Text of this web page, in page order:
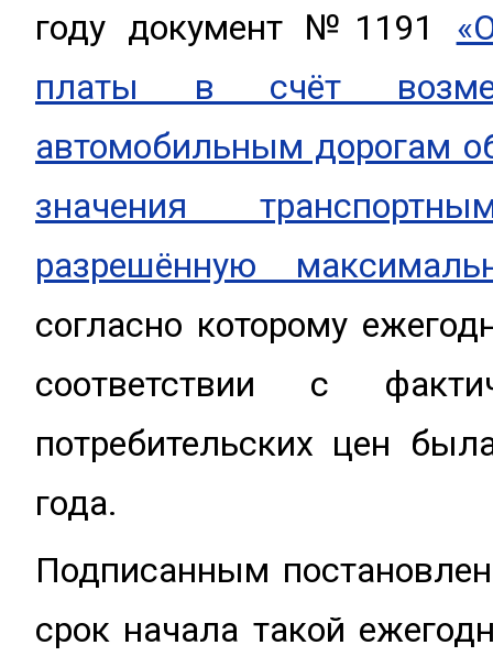
году документ №1191
платы в счёт
автомобильным дорогам
значения
разрешённую
согласно которому
соответствии с
потребительских цен
года.
Подписанным
срок начала такой